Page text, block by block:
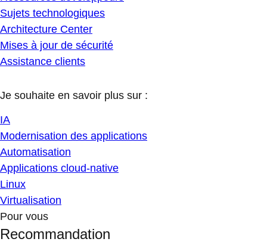
Sujets technologiques
Architecture Center
Mises à jour de sécurité
Assistance clients
Je souhaite en savoir plus sur :
IA
Modernisation des applications
Automatisation
Applications cloud-native
Linux
Virtualisation
Pour vous
Recommandation